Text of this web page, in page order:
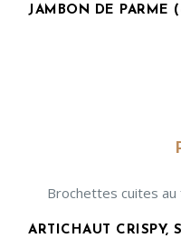
JAMBON DE PARME
Brochettes cuites
ARTICHAUT CRISPY,